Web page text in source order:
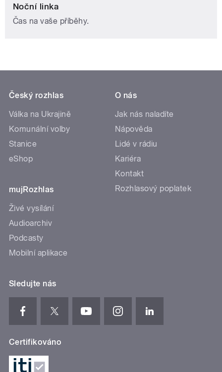
Noční linka
Čas na vaše příběhy.
Český rozhlas
Válka na Ukrajině
Komunální volby
Stanice
eShop
mujRozhlas
Živé vysílání
Audioarchiv
Podcasty
Mobilní aplikace
O nás
Jak nás naladíte
Nápověda
Lidé v rádiu
Kariéra
Kontakt
Rozhlasový poplatek
Sledujte nás
Certifikováno